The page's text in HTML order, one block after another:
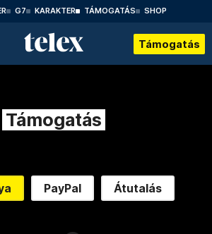
G7 KARAKTER TÁMOGATÁS SHOP
Támogatás
Támogatás
PayPal Átutalás